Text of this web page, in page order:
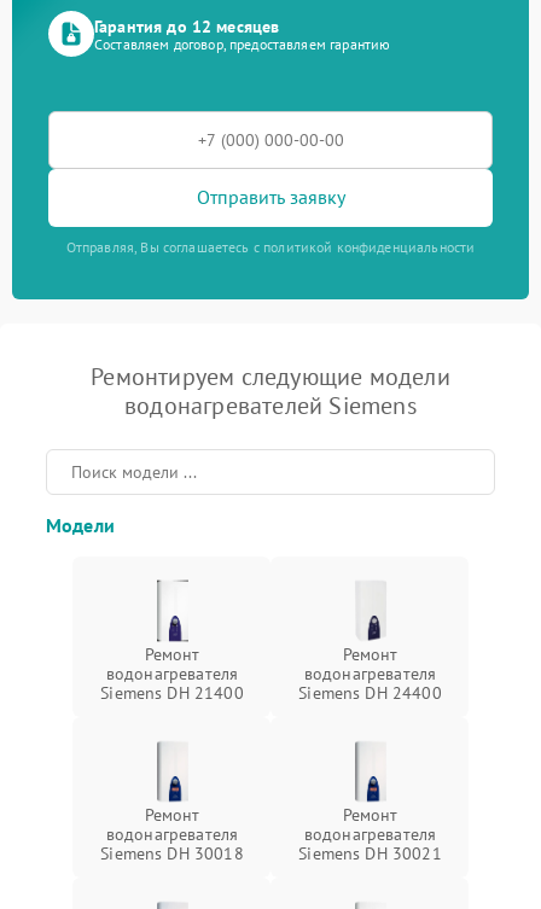
Гарантия до 12 месяцев
Составляем договор, предоставляем гарантию
Отправить заявку
Отправляя, Вы соглашаетесь с политикой конфиденциальности
Ремонтируем следующие модели
водонагревателей Siemens
Модели
Ремонт
водонагревателя
Siemens DH 21400
Ремонт
водонагревателя
Siemens DH 24400
Ремонт
водонагревателя
Siemens DH 30018
Ремонт
водонагревателя
Siemens DH 30021